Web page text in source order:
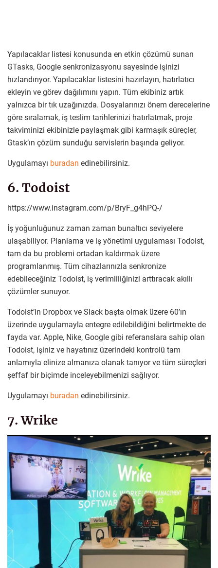
Yapılacaklar listesi konusunda en etkin çözümü sunan
GTasks, Google senkronizasyonu sayesinde işinizi
hızlandırıyor. Yapılacaklar listesini hazırlayın, hatırlatıcı
ekleyin ve görev dağılımını yapın. Tüm ekibiniz artık
yalnızca bir tık uzağınızda. Dosyalarınızı önem derecelerine
göre sıralamak, iş teslim tarihlerinizi hatırlatmak, proje
takviminizi ekibinizle paylaşmak gibi karmaşık süreçler,
Gtask’ın çözüm sunduğu servislerin başında geliyor.
Uygulamayı buradan edinebilirsiniz.
6. Todoist
https://www.instagram.com/p/BryF_g4hPQ-/
İş yoğunluğunuz zaman zaman bunaltıcı seviyelere
ulaşabiliyor. Planlama ve iş yönetimi uygulaması Todoist,
tam da bu problemi ortadan kaldırmak üzere
programlanmış. Tüm cihazlarınızla senkronize
edebileceğiniz Todoist, iş verimliliğinizi arttıracak akıllı
çözümler sunuyor.
Todoist’in Dropbox ve Slack başta olmak üzere 60’ın
üzerinde uygulamayla entegre edilebildiğini belirtmekte de
fayda var. Apple, Nike, Google gibi referanslara sahip olan
Todoist, işiniz ve hayatınız üzerindeki kontrolü tam
anlamıyla elinize almanıza olanak tanıyor ve tüm süreçleri
şeffaf bir biçimde inceleyebilmenizi sağlıyor.
Uygulamayı buradan edinebilirsiniz.
7. Wrike